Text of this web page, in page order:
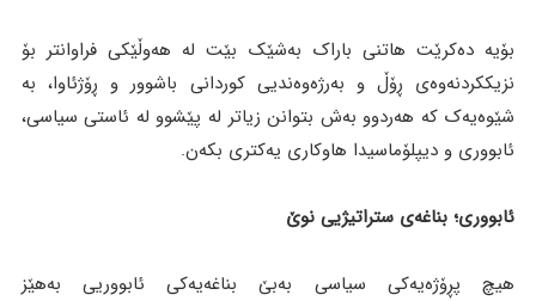
بۆیە دەکرێت هاتنی باراک بەشێک بێت لە هەوڵێکی فراوانتر بۆ
نزیککردنەوەی ڕۆڵ و بەرژەوەندیی کوردانی باشوور و ڕۆژئاوا، بە
شێوەیەک کە هەردوو بەش بتوانن زیاتر لە پێشوو لە ئاستی سیاسی،
ئابووری و دیپلۆماسیدا هاوکاری یەکتری بکەن.
ئابووری؛ بناغەی ستراتیژیی نوێ
هیچ پڕۆژەیەکی سیاسی بەبێ بناغەیەکی ئابووریی بەهێز